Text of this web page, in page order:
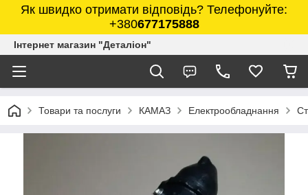
Як швидко отримати відповідь? Телефонуйте:
+380677175888
Інтернет магазин "Деталіон"
Товари та послуги КАМАЗ Електрообладнання